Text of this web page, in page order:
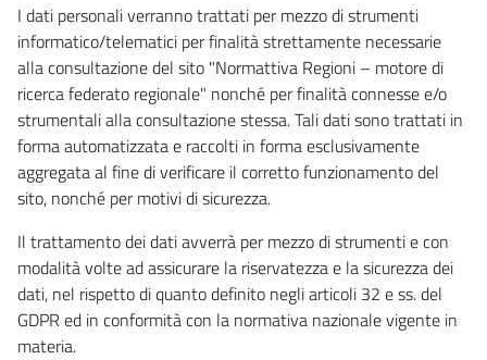
I dati personali verranno trattati per mezzo di strumenti
informatico/telematici per finalità strettamente necessarie
alla consultazione del sito "Normattiva Regioni – motore di
ricerca federato regionale" nonché per finalità connesse e/o
strumentali alla consultazione stessa. Tali dati sono trattati in
forma automatizzata e raccolti in forma esclusivamente
aggregata al fine di verificare il corretto funzionamento del
sito, nonché per motivi di sicurezza.
Il trattamento dei dati avverrà per mezzo di strumenti e con
modalità volte ad assicurare la riservatezza e la sicurezza dei
dati, nel rispetto di quanto definito negli articoli 32 e ss. del
GDPR ed in conformità con la normativa nazionale vigente in
materia.